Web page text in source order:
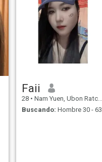
Faii
28 • Nam Yuen, Ubon Ratchathani, Tailandia
Buscando: Hombre 30 - 63